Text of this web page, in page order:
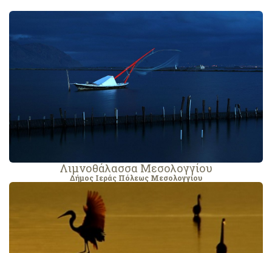
Λιμνοθάλασσα Μεσολογγίου
Δήμος Ιεράς Πόλεως Μεσολογγίου